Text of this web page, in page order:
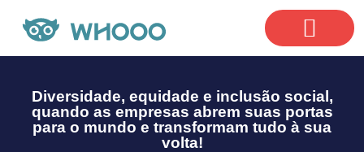
Diversidade, equidade e inclusão social,
quando as empresas abrem suas portas
para o mundo e transformam tudo à sua
volta!